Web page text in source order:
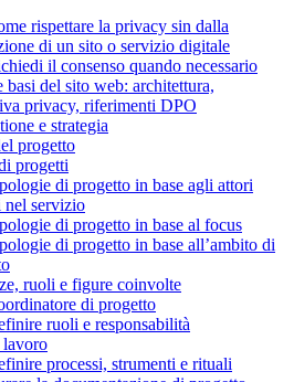
rispettare la privacy sin dalla
di un sito o servizio digitale
il consenso quando necessario
basi del sito web: architettura,
privacy, riferimenti DPO
e strategia
progetto
progetti
di progetto in base agli attori
servizio
di progetto in base al focus
di progetto in base all’ambito di
ruoli e figure coinvolte
di progetto
ruoli e responsabilità
processi, strumenti e rituali